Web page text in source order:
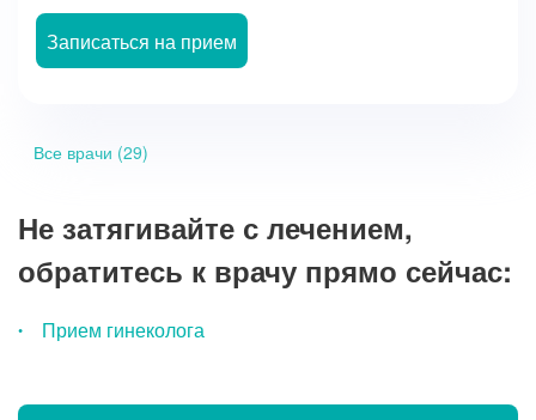
Записаться на прием
Все врачи (29)
Не затягивайте с лечением,
обратитесь к врачу прямо сейчас:
Прием гинеколога